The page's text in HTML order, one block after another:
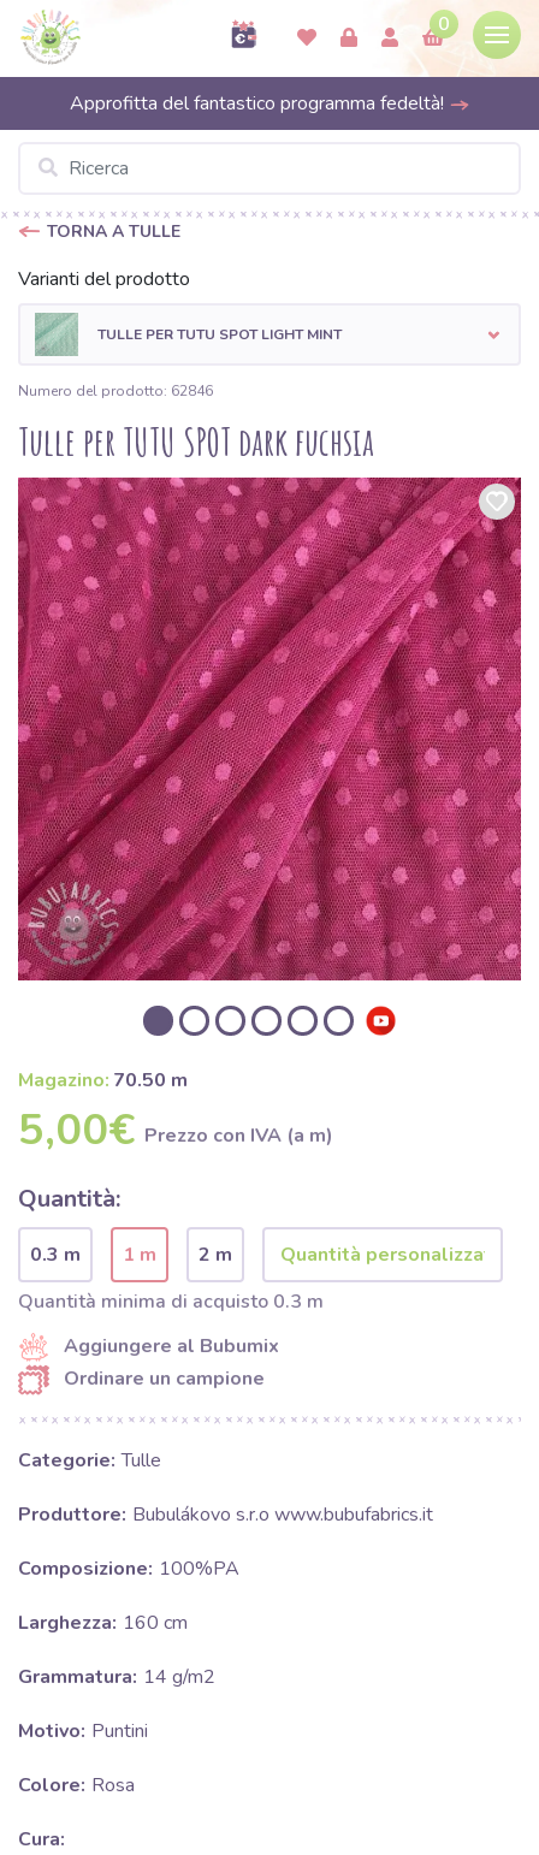
0
Approfitta del fantastico programma fedeltà!
TORNA A TULLE
Varianti del prodotto
TULLE PER TUTU SPOT LIGHT MINT
Numero del prodotto: 62846
Tulle per TUTU SPOT dark fuchsia
Magazino: 70.50 m
5,00€ Prezzo con IVA (a m)
Quantità:
0.3 m 1 m
2 m
Quantità minima di acquisto 0.3 m
Aggiungere al Bubumix
Ordinare un campione
Categorie: Tulle
Produttore: Bubulákovo s.r.o www.bubufabrics.it
Composizione: 100%PA
Larghezza: 160 cm
Grammatura: 14 g/m2
Motivo: Puntini
Colore: Rosa
Cura: